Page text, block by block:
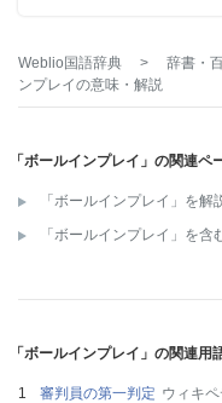
Weblio国語辞典 > 辞書・
ンプレイの意味・解説
「ボールインプレイ」の関連ペ
「ボールインプレイ」を
「ボールインプレイ」を含
「ボールインプレイ」の関連用
審判員の第一判定 ウィキペ